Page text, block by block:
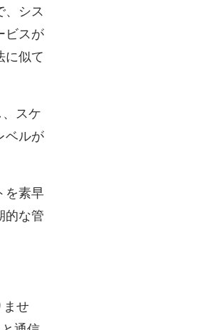
、シス
ビスが
に似て
スケ
ベルが
を素早
的な管
ませ